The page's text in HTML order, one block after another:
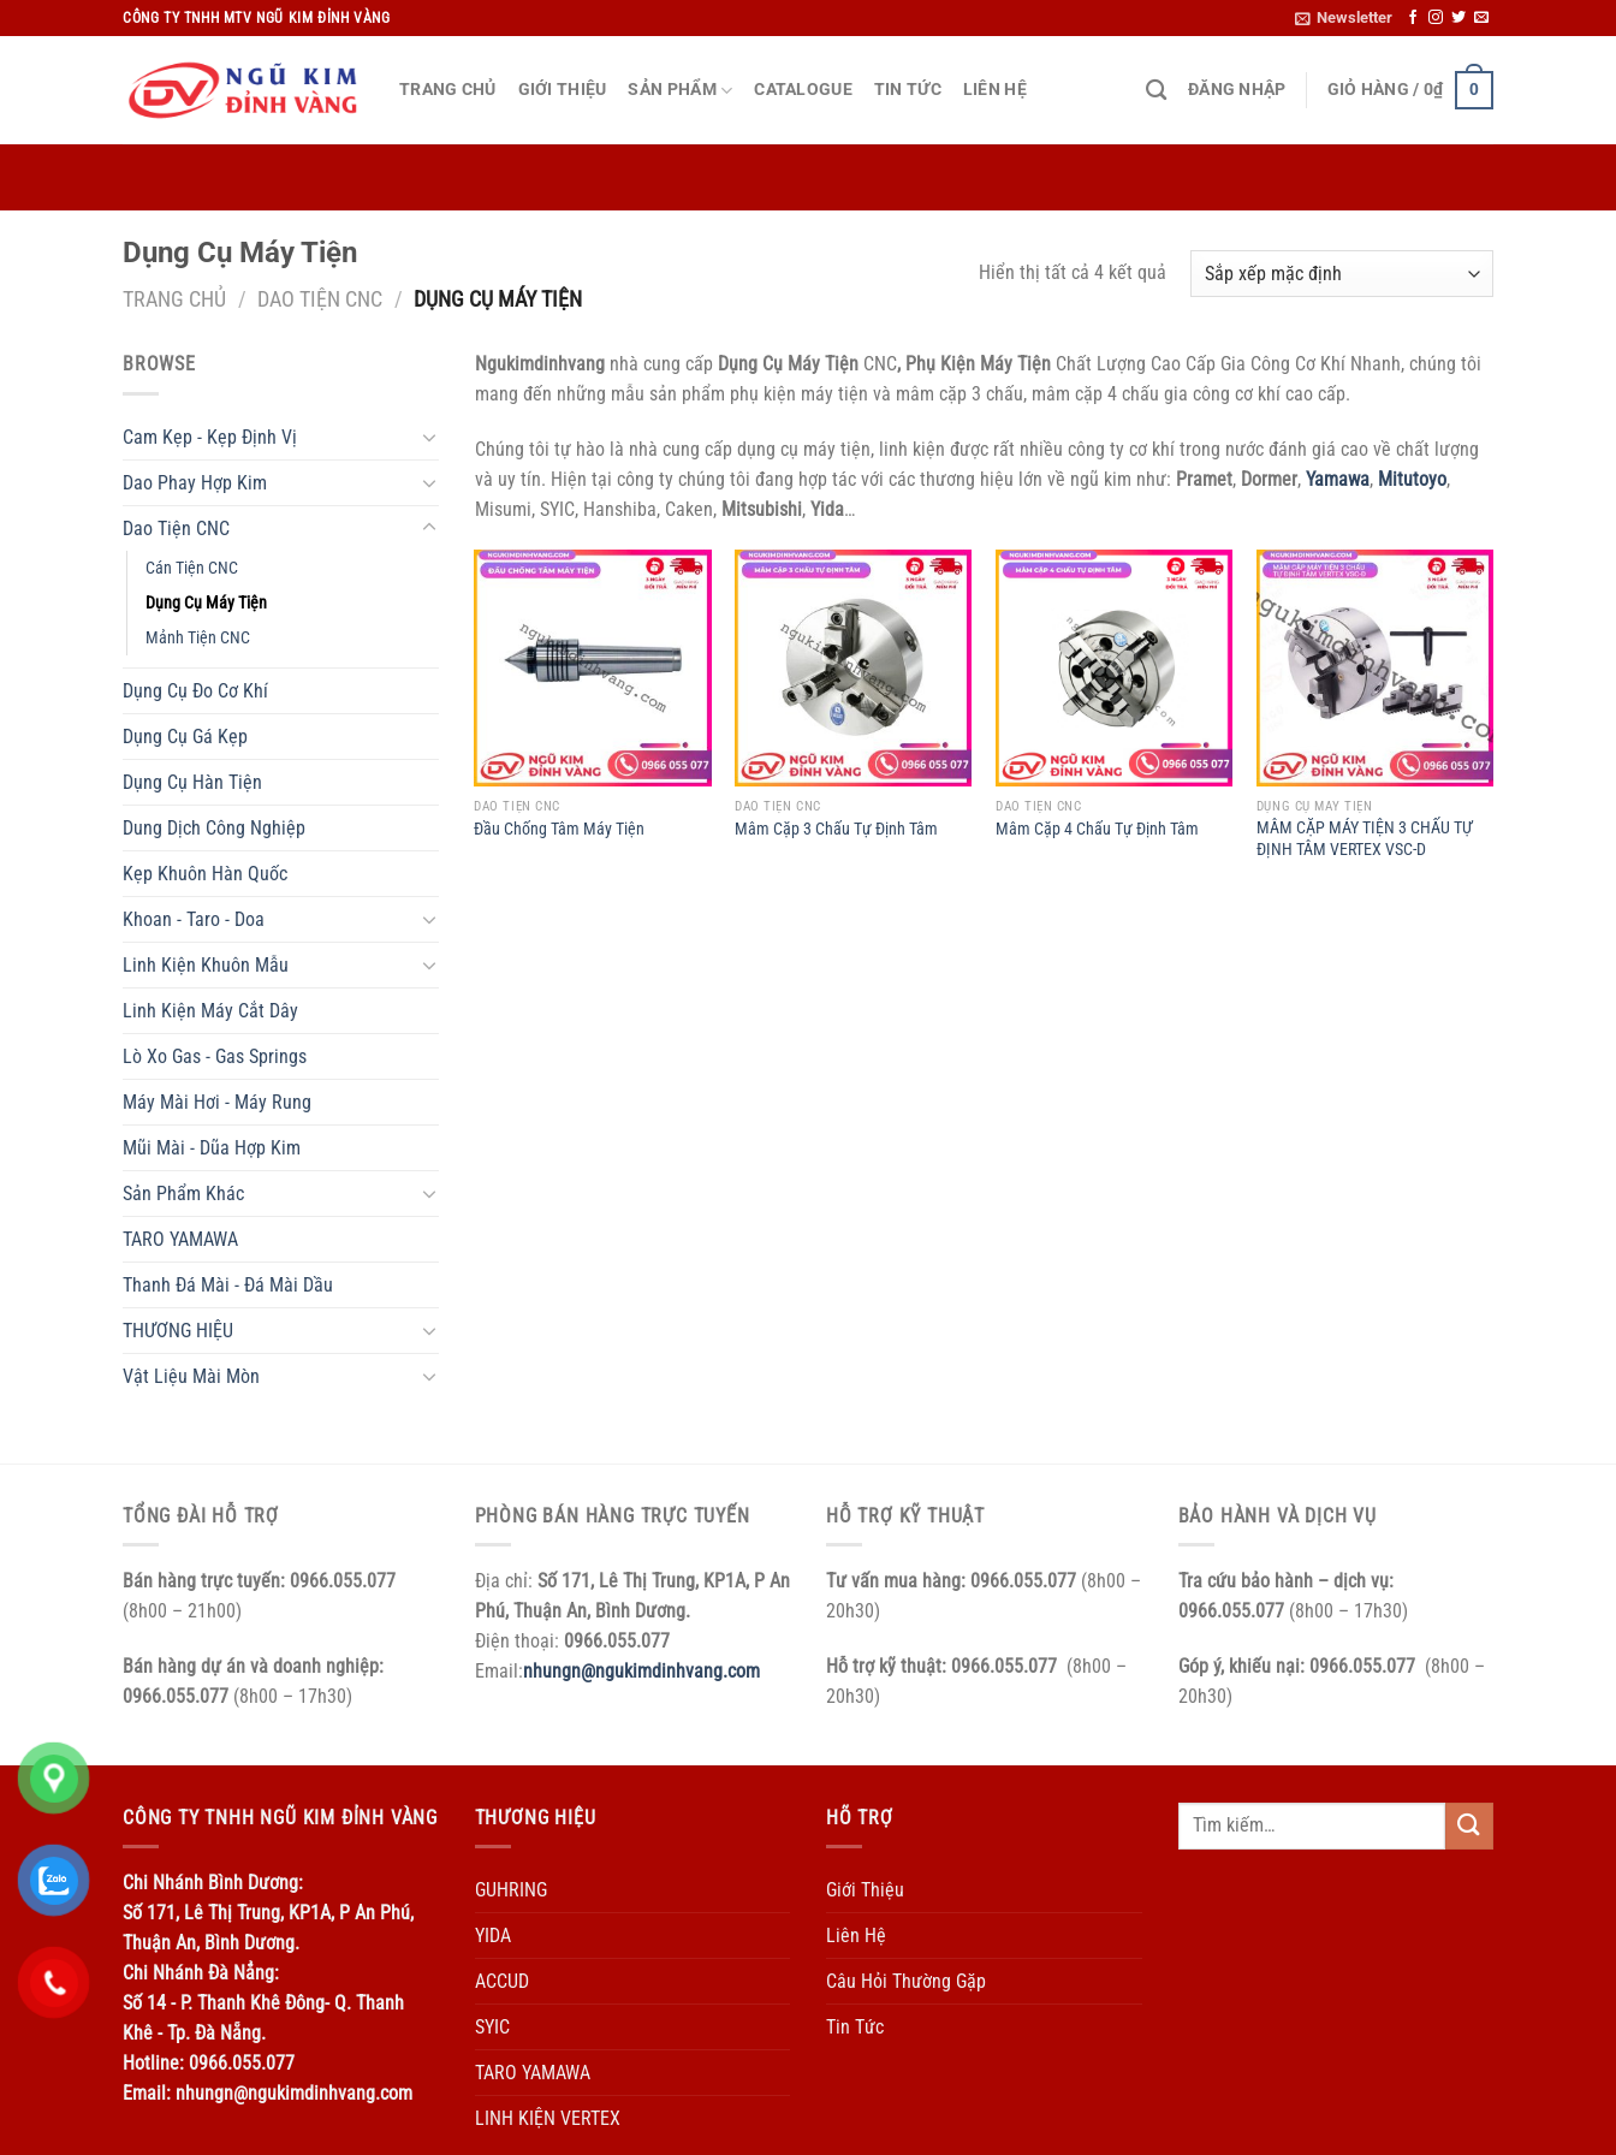
qua
CÔNG TY TNHH MTV NGŨ KIM ĐỈNH VÀNG Newsletter
TRANG CHỦ GIỚI THIỆU SẢN PHẨM CATALOGUE TIN TỨC LIÊN HỆ ĐĂNG NHẬP GIỎ HÀNG / 0₫ 0
Dụng Cụ Máy Tiện
TRANG CHỦ / DAO TIỆN CNC / DỤNG CỤ MÁY TIỆN
Hiển thị tất cả 4 kết quả
BROWSE
Cam Kẹp - Kẹp Định Vị
Dao Phay Hợp Kim
Dao Tiện CNC
Cán Tiện CNC
Dụng Cụ Máy Tiện
Mảnh Tiện CNC
Dụng Cụ Đo Cơ Khí
Dụng Cụ Gá Kẹp
Dụng Cụ Hàn Tiện
Dung Dịch Công Nghiệp
Kẹp Khuôn Hàn Quốc
Khoan - Taro - Doa
Linh Kiện Khuôn Mẫu
Linh Kiện Máy Cắt Dây
Lò Xo Gas - Gas Springs
Máy Mài Hơi - Máy Rung
Mũi Mài - Dũa Hợp Kim
Sản Phẩm Khác
TARO YAMAWA
Thanh Đá Mài - Đá Mài Dầu
THƯƠNG HIỆU
Vật Liệu Mài Mòn
Ngukimdinhvang nhà cung cấp Dụng Cụ Máy TiệnCNC, Phụ Kiện Máy TiệnChất Lượng Cao Cấp Gia Công Cơ Khí Nhanh, chúng tôi
mang đến những mẫu sản phẩm phụ kiện máy tiện và mâm cặp 3 chấu, mâm cặp 4 chấu gia công cơ khí cao cấp.
Chúng tôi tự hào là nhà cung cấp dụng cụ máy tiện, linh kiện được rất nhiều công ty cơ khí trong nước đánh giá cao về chất lượng
và uy tín. Hiện tại công ty chúng tôi đang hợp tác với các thương hiệu lớn về ngũ kim như: Pramet, Dormer, Yamawa, Mitutoyo,
Misumi, SYIC, Hanshiba, Caken, Mitsubishi, Yida…
DAO TIỆN CNC
Đầu Chống Tâm Máy Tiện
DAO TIỆN CNC
Mâm Cặp 3 Chấu Tự Định Tâm
DAO TIỆN CNC
Mâm Cặp 4 Chấu Tự Định Tâm
DỤNG CỤ MÁY TIỆN
MÂM CẶP MÁY TIỆN 3 CHẤU TỰ
ĐỊNH TÂM VERTEX VSC-D
TỔNG ĐÀI HỖ TRỢ
Bán hàng trực tuyến: 0966.055.077
(8h00 – 21h00)
Bán hàng dự án và doanh nghiệp:
0966.055.077 (8h00 – 17h30)
PHÒNG BÁN HÀNG TRỰC TUYẾN
Địa chỉ: Số 171, Lê Thị Trung, KP1A, P An
Phú, Thuận An, Bình Dương.
Điện thoại: 0966.055.077
Email:nhungn@ngukimdinhvang.com
HỖ TRỢ KỸ THUẬT
Tư vấn mua hàng: 0966.055.077 (8h00 –
20h30)
Hỗ trợ kỹ thuật: 0966.055.077 (8h00 –
20h30)
BẢO HÀNH VÀ DỊCH VỤ
Tra cứu bảo hành – dịch vụ:
0966.055.077(8h00 – 17h30)
Góp ý, khiếu nại: 0966.055.077 (8h00 –
20h30)
CÔNG TY TNHH NGŨ KIM ĐỈNH VÀNG
Chi Nhánh Bình Dương:
Số 171, Lê Thị Trung, KP1A, P An Phú,
Thuận An, Bình Dương.
Chi Nhánh Đà Nẳng:
Số 14 - P. Thanh Khê Đông- Q. Thanh
Khê - Tp. Đà Nẵng.
Hotline: 0966.055.077
Email: nhungn@ngukimdinhvang.com
THƯƠNG HIỆU
GUHRING
YIDA
ACCUD
SYIC
TARO YAMAWA
LINH KIỆN VERTEX
HÕ TRỢ
Giới Thiệu
Liên Hệ
Câu Hỏi Thường Gặp
Tin Tức